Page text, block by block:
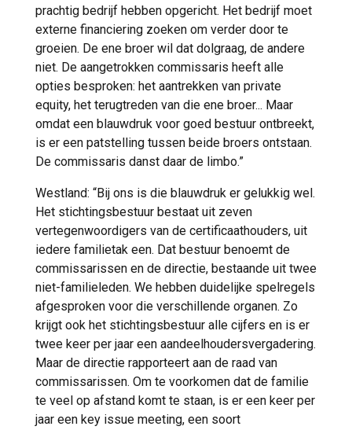
prachtig bedrijf hebben opgericht. Het bedrijf moet
externe financiering zoeken om verder door te
groeien. De ene broer wil dat dolgraag, de andere
niet. De aangetrokken commissaris heeft alle
opties besproken: het aantrekken van private
equity, het terugtreden van die ene broer... Maar
omdat een blauwdruk voor goed bestuur ontbreekt,
is er een patstelling tussen beide broers ontstaan.
De commissaris danst daar de limbo.”
Westland: “Bij ons is die blauwdruk er gelukkig wel.
Het stichtingsbestuur bestaat uit zeven
vertegenwoordigers van de certificaathouders, uit
iedere familietak een. Dat bestuur benoemt de
commissarissen en de directie, bestaande uit twee
niet-familieleden. We hebben duidelijke spelregels
afgesproken voor die verschillende organen. Zo
krijgt ook het stichtingsbestuur alle cijfers en is er
twee keer per jaar een aandeelhoudersvergadering.
Maar de directie rapporteert aan de raad van
commissarissen. Om te voorkomen dat de familie
te veel op afstand komt te staan, is er een keer per
jaar een key issue meeting, een soort